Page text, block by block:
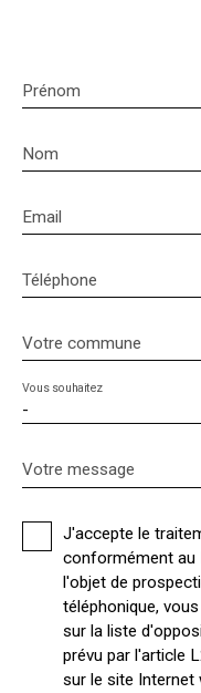
Prénom
Nom
Email
Téléphone
Votre commune
-
Vous souhaitez
Votre message
J'accepte le
conformément au
l'objet de
téléphonique,
sur la liste
prévu par l'article
sur le site Internet